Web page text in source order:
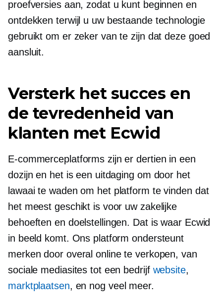
proefversies aan, zodat u kunt beginnen en
ontdekken terwijl u uw bestaande technologie
gebruikt om er zeker van te zijn dat deze goed
aansluit.
Versterk het succes en
de tevredenheid van
klanten met Ecwid
E-commerceplatforms zijn er dertien in een
dozijn en het is een uitdaging om door het
lawaai te waden om het platform te vinden dat
het meest geschikt is voor uw zakelijke
behoeften en doelstellingen. Dat is waar Ecwid
in beeld komt. Ons platform ondersteunt
merken door overal online te verkopen, van
sociale mediasites tot een bedrijf website,
marktplaatsen, en nog veel meer.